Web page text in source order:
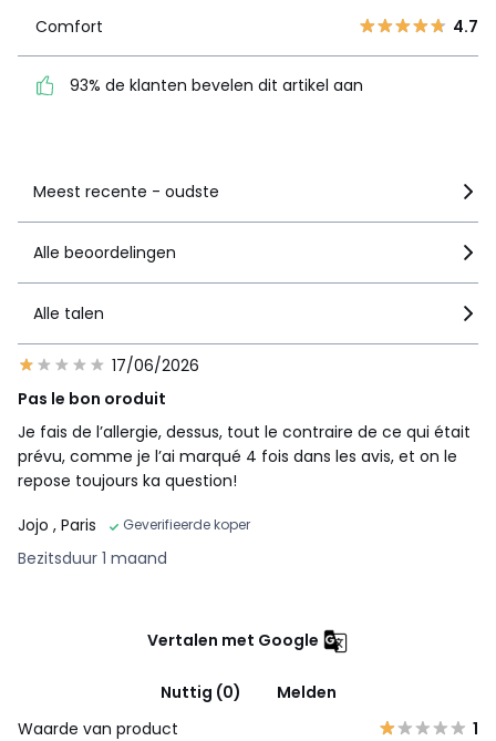
dit artikel aan
Comfort 4.7
93% de klanten bevelen dit artikel aan
Meest recente - oudste
Alle beoordelingen
Alle talen
17/06/2026
Pas le bon oroduit
Je fais de l’allergie, dessus, tout le contraire de ce qui était
prévu, comme je l’ai marqué 4 fois dans les avis, et on le
repose toujours ka question!
Jojo , Paris Geverifieerde koper
Bezitsduur 1 maand
Vertalen met Google
Nuttig (0)
Melden
Waarde van product
1